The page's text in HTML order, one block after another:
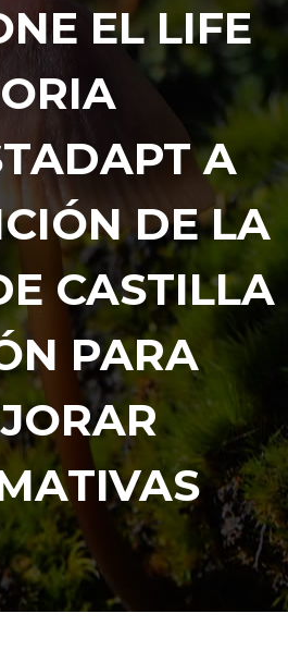
EL LIFE
A
DE LA
CASTILLA
PARA